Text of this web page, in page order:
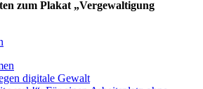
zum Plakat „Vergewaltigung
digitale Gewalt